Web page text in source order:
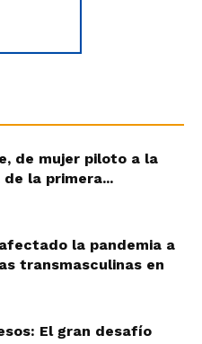
de mujer piloto a la
la primera...
la pandemia a
transmasculinas en
El gran desafío